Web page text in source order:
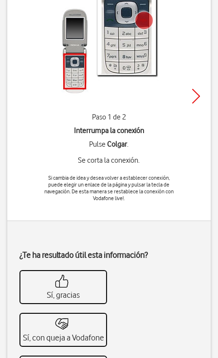
Paso 1 de 2
Interrumpa la conexión
PulseColgar.
Se corta la conexión.
Si cambia de idea y desea volver a establecer conexión,
puede elegir un enlace de la página y pulsarla tecla de
navegación. De esta manera se restablece la conexión con
Vodafone live!.
¿Te ha resultado útil esta información?
Sí, gracias
Sí, con queja a Vodafone